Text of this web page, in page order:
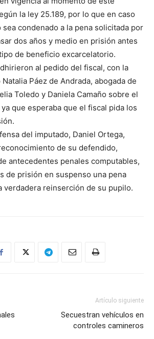
la ley 25.189, por lo que en caso
condenado a la pena solicitada por
dos años y medio en prisión antes
de beneficio excarcelatorio.
al pedido del fiscal, con la
Páez de Andrada, abogada de
Toledo y Daniela Camaño sobre el
que esperaba que el fiscal pida los
del imputado, Daniel Ortega,
de su defendido,
antecedentes penales computables,
de prisión en suspenso una pena
verdadera reinserción de su pupilo.
Artículo siguiente
Secuestran vehículos en
controles camineros